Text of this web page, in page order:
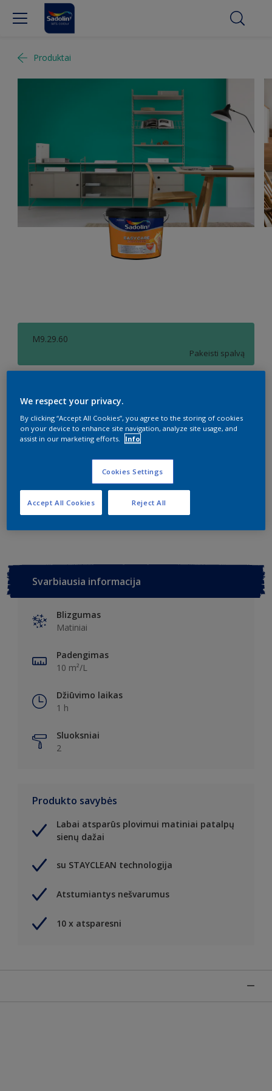
Produktai
M9.29.60
Pakeisti spalvą
1 l
Kiekis Dažų kiekio skaičiuoklė
Skaičiuoti
Pridėti prie darbo vietos
Svarbiausia informacija
Blizgumas
Matiniai
Padengimas
10 m²/L
Džiūvimo laikas
1 h
Sluoksniai
2
Produkto savybės
Labai atsparūs plovimui matiniai patalpų
sienų dažai
su STAYCLEAN technologija
Atstumiantys nešvarumus
10 x atsparesni
We respect your privacy.
By clicking “Accept All Cookies”, you agree to the storing of cookies
on your device to enhance site navigation, analyze site usage, and
assist in our marketing efforts.
Info
Cookies Settings
Reject All
Accept All Cookies